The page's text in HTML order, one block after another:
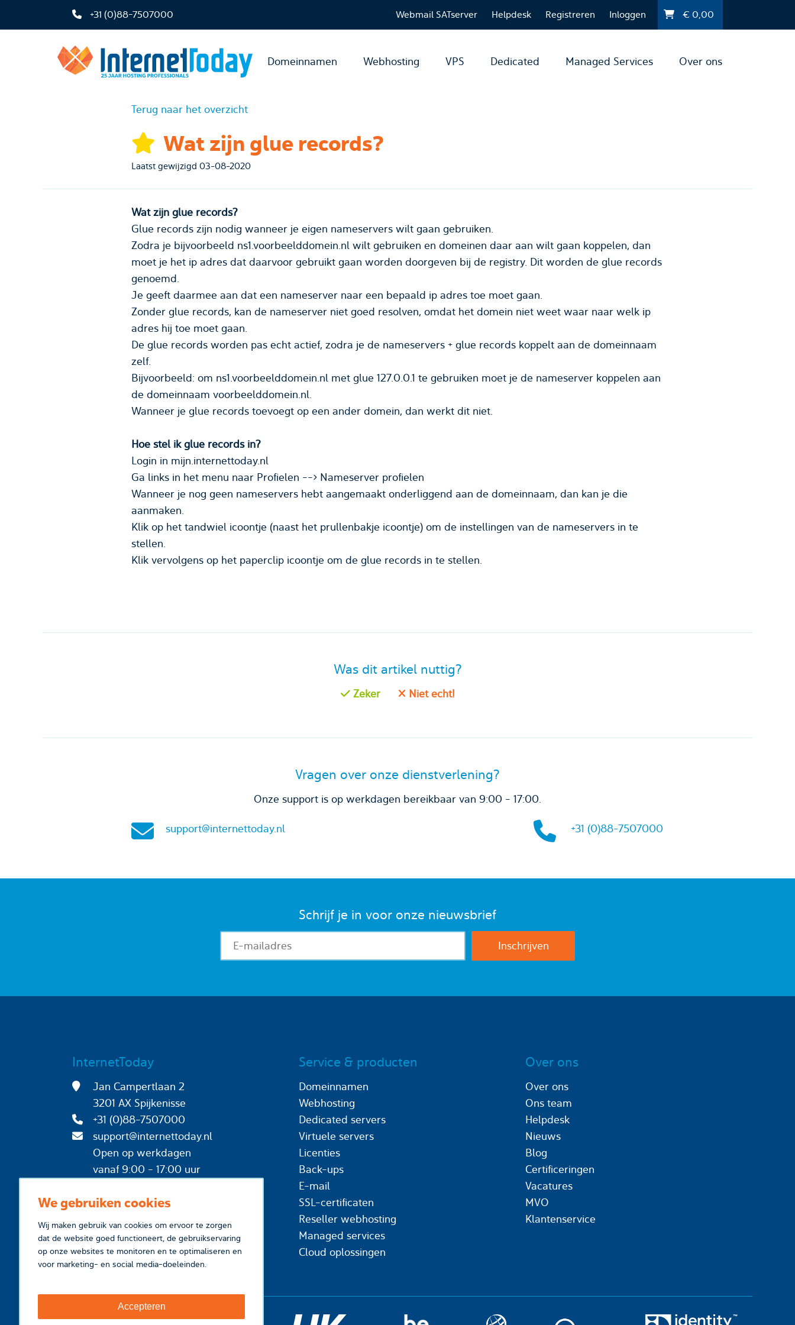
We gebruiken cookies
Wij maken gebruik van cookies om ervoor te zorgen
dat de website goed functioneert, de gebruikservaring
op onze websites te monitoren en te optimaliseren en
voor marketing- en social media-doeleinden.
Accepteren
+31 (0)88-7507000 Webmail SATserver Helpdesk Registreren Inloggen €0,00
Domeinnamen Webhosting VPS Dedicated Managed Services Over ons
Terug naar het overzicht
Wat zijn glue records?
Laatst gewijzigd 03-08-2020
Wat zijn glue records?
Glue records zijn nodig wanneer je eigen nameservers wilt gaan gebruiken.
Zodra je bijvoorbeeld ns1.voorbeelddomein.nl wilt gebruiken en domeinen daar aan wilt gaan koppelen, dan
moet je het ip adres dat daarvoor gebruikt gaan worden doorgeven bij de registry. Dit worden de glue records
genoemd.
Je geeft daarmee aan dat een nameserver naar een bepaald ip adres toe moet gaan.
Zonder glue records, kan de nameserver niet goed resolven, omdat het domein niet weet waar naar welk ip
adres hij toe moet gaan.
De glue records worden pas echt actief, zodra je de nameservers + glue records koppelt aan de domeinnaam
zelf.
Bijvoorbeeld: om ns1.voorbeelddomein.nl met glue 127.0.0.1 te gebruiken moet je de nameserver koppelen aan
de domeinnaam voorbeelddomein.nl.
Wanneer je glue records toevoegt op een ander domein, dan werkt dit niet.
Hoe stel ik glue records in?
Login in mijn.internettoday.nl
Ga links in het menu naar Profielen --> Nameserver profielen
Wanneer je nog geen nameservers hebt aangemaakt onderliggend aan de domeinnaam, dan kan je die
aanmaken.
Klik op het tandwiel icoontje (naast het prullenbakje icoontje) om de instellingen van de nameservers in te
stellen.
Klik vervolgens op het paperclip icoontje om de glue records in te stellen.
Was dit artikel nuttig?
Zeker Niet echt!
Vragen over onze dienstverlening?
Onze support is op werkdagen bereikbaar van 9:00 - 17:00.
support@internettoday.nl +31 (0)88-7507000
Schrijf je in voor onze nieuwsbrief
InternetToday
Jan Campertlaan 2
3201 AX Spijkenisse
+31 (0)88-7507000
support@internettoday.nl
Open op werkdagen
vanaf 9:00 - 17:00 uur
Service & producten
Domeinnamen
Webhosting
Dedicated servers
Virtuele servers
Licenties
Back-ups
E-mail
SSL-certificaten
Reseller webhosting
Managed services
Cloud oplossingen
Over ons
Over ons
Ons team
Helpdesk
Nieuws
Blog
Certificeringen
Vacatures
MVO
Klantenservice